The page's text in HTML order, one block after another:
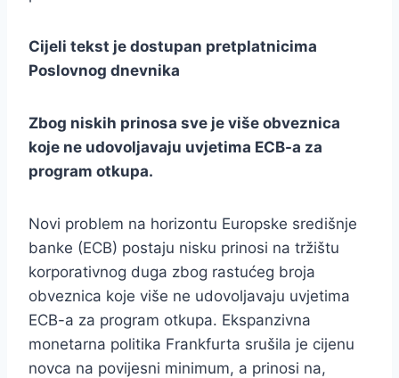
Cijeli tekst je dostupan pretplatnicima
Poslovnog dnevnika
Zbog niskih prinosa sve je više obveznica
koje ne udovoljavaju uvjetima ECB-a za
program otkupa.
Novi problem na horizontu Europske središnje
banke (ECB) postaju nisku prinosi na tržištu
korporativnog duga zbog rastućeg broja
obveznica koje više ne udovoljavaju uvjetima
ECB-a za program otkupa. Ekspanzivna
monetarna politika Frankfurta srušila je cijenu
novca na povijesni minimum, a prinosi na,